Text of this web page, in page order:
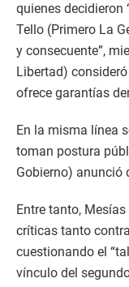
quienes decidieron
Tello (Primero La
y consecuente”,
Libertad)
ofrece garantías
En la misma línea
toman postura
Gobierno) anunció
Entre tanto,
críticas tanto
cuestionando el
vínculo del